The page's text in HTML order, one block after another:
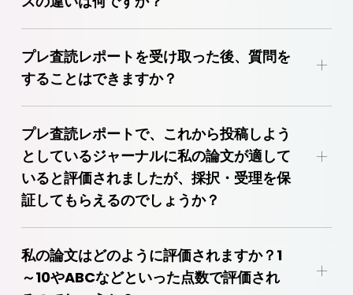
ャーナル選
択サービス
プレ査読レポートを受け取った後、質問を
することはできますか？
+
プレ査読レポートで、これから投稿しよう
としているジャーナルに私の論文が適して
いると評価されましたが、採択・受理を保
証してもらえるのでしょうか？
+
私の論文はどのように評価されますか？1
～10やABCなどといった点数で評価され
+